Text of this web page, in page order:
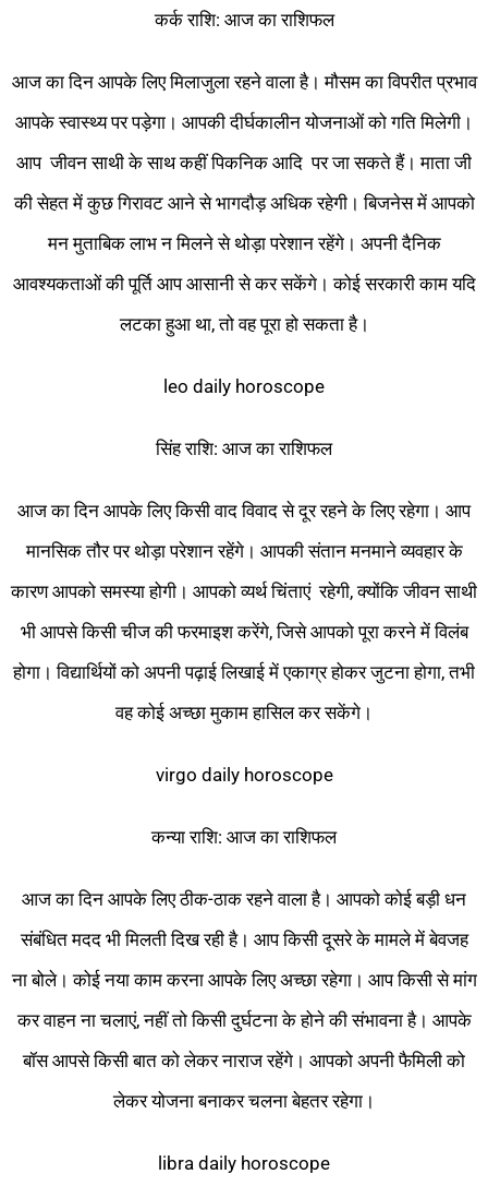
कर्क राशि: आज का राशिफल
आज का दिन आपके लिए मिलाजुला रहने वाला है। मौसम का विपरीत प्रभाव
आपके स्वास्थ्य पर पड़ेगा। आपकी दीर्घकालीन योजनाओं को गति मिलेगी।
आप जीवन साथी के साथ कहीं पिकनिक आदि पर जा सकते हैं। माता जी
की सेहत में कुछ गिरावट आने से भागदौड़ अधिक रहेगी। बिजनेस में आपको
मन मुताबिक लाभ न मिलने से थोड़ा परेशान रहेंगे। अपनी दैनिक
आवश्यकताओं की पूर्ति आप आसानी से कर सकेंगे। कोई सरकारी काम यदि
लटका हुआ था, तो वह पूरा हो सकता है।
leo daily horoscope
सिंह राशि: आज का राशिफल
आज का दिन आपके लिए किसी वाद विवाद से दूर रहने के लिए रहेगा। आप
मानसिक तौर पर थोड़ा परेशान रहेंगे। आपकी संतान मनमाने व्यवहार के
कारण आपको समस्या होगी। आपको व्यर्थ चिंताएं रहेगी, क्योंकि जीवन साथी
भी आपसे किसी चीज की फरमाइश करेंगे, जिसे आपको पूरा करने में विलंब
होगा। विद्यार्थियों को अपनी पढ़ाई लिखाई में एकाग्र होकर जुटना होगा, तभी
वह कोई अच्छा मुकाम हासिल कर सकेंगे।
virgo daily horoscope
कन्या राशि: आज का राशिफल
आज का दिन आपके लिए ठीक-ठाक रहने वाला है। आपको कोई बड़ी धन
संबंधित मदद भी मिलती दिख रही है। आप किसी दूसरे के मामले में बेवजह
ना बोले। कोई नया काम करना आपके लिए अच्छा रहेगा। आप किसी से मांग
कर वाहन ना चलाएं, नहीं तो किसी दुर्घटना के होने की संभावना है। आपके
बॉस आपसे किसी बात को लेकर नाराज रहेंगे। आपको अपनी फैमिली को
लेकर योजना बनाकर चलना बेहतर रहेगा।
libra daily horoscope